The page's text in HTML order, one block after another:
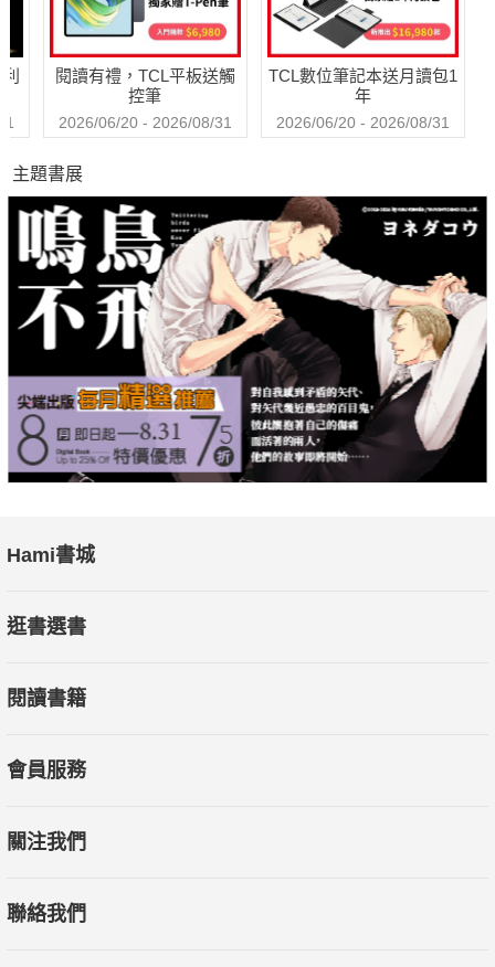
閱讀有禮，TCL平板送觸
控筆
2026/06/20 - 2026/08/31
TCL數位筆記本送月讀包1
年
2026/06/20 - 2026/08/31
主題書展
Hami書城
逛書選書
閱讀書籍
會員服務
關注我們
聯絡我們